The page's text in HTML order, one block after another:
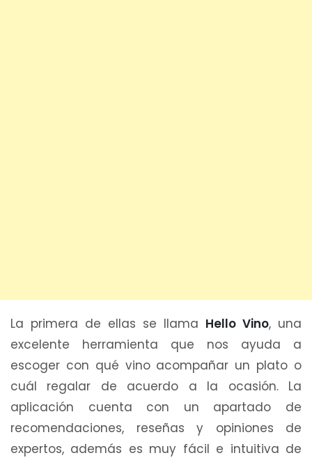
La primera de ellas se llama Hello Vino, una
excelente herramienta que nos ayuda a
escoger con qué vino acompañar un plato o
cuál regalar de acuerdo a la ocasión. La
aplicación cuenta con un apartado de
recomendaciones, reseñas y opiniones de
expertos, además es muy fácil e intuitiva de